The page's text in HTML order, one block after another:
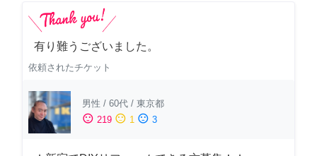
有り難うございました。
依頼されたチケット
男性 / 60代 / 東京都
sentiment_satisfied 219 sentiment_neutral 1 sentiment_dissatisfied 3